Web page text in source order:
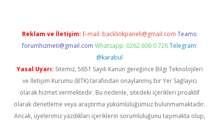
Reklam ve İletişim: E-mail: backlinkpaneli@gmail.com Teams:
forumhizmeti@gmail.com Whatsapp: 0262 606 0 726 Telegram:
@karabul
Yasal Uyarı: Sitemiz, 5651 Sayılı Kanun gereğince Bilgi Teknolojileri
ve İletişim Kurumu (BTK) tarafından onaylanmış bir Yer Sağlayıcı
olarak hizmet vermektedir. Bu nedenle, sitedeki içerikleri proaktif
olarak denetleme veya araştırma yükümlülüğümüz bulunmamaktadır.
Ancak, üyelerimiz yazdıkları içeriklerin sorumluluğunu taşımakta olup,